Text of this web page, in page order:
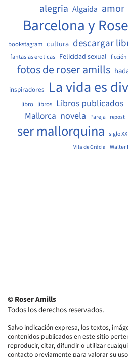
alegria Algaida amor
Barcelona y
bookstagram cultura descargar
fantasias eroticas Felicidad sexual
fotos de roser amills
inspiradores La vida es
libro libros Libros publicados
Mallorca novela Pareja repost
ser mallorquina siglo XX
Vila de Gràcia Walter
© Roser Amills
Todos los derechos reservados.
Salvo indicación expresa, los textos,
contenidos publicados en este sitio
reproducir, citar, difundir o utilizar
contacto previamente para valorar su